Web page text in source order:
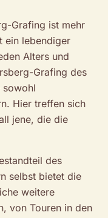
Grafing ist mehr
ein lebendiger
Alters und
Grafing des
sowohl
Hier treffen sich
jene, die die
des
selbst bietet die
weitere
von Touren in den